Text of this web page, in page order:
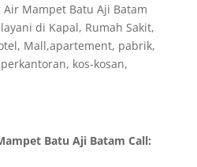
Air Mampet Batu Aji Batam
di Kapal, Rumah Sakit,
Mall,apartement, pabrik,
kos-kosan,
Batu Aji Batam Call: